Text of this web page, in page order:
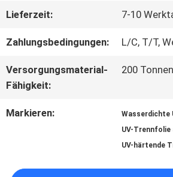
KONTAKT
Lieferzeit: 7-10
Zahlungsbedingungen: L/C, T/T,
Versorgungsmaterial-
Fähigkeit:
200
Markieren: Wasserdichte
UV-Trennfolie
UV-härtende